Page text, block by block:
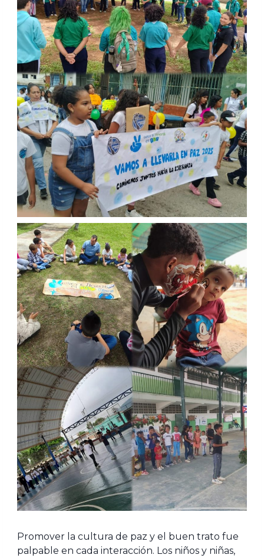
Promover la cultura de paz y el buen trato fue
palpable en cada interacción. Los niños y niñas,